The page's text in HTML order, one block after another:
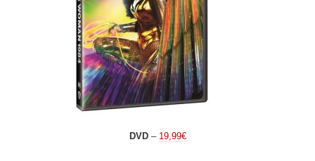
DVD– 19,99€